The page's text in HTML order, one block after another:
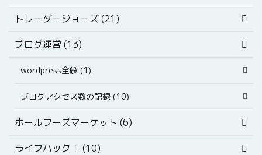
トレーダージョーズ (21)
ブログ運営 (13)
wordpress全般 (1)
ブログアクセス数の記録 (10)
ホールフーズマーケット (6)
ライフハック！ (10)